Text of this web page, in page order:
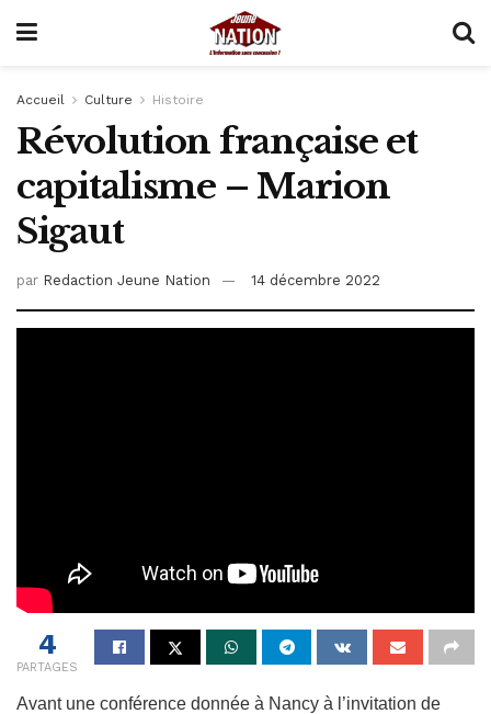
Accueil Culture Histoire
Révolution française et
capitalisme – Marion
Sigaut
par Redaction Jeune Nation 14 décembre 2022
4
PARTAGES
Avant une conférence donnée à Nancy à l’invitation de